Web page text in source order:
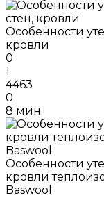
Особенности
кровли
0
1
4463
0
8 мин.
Особенности
кровли
Baswool